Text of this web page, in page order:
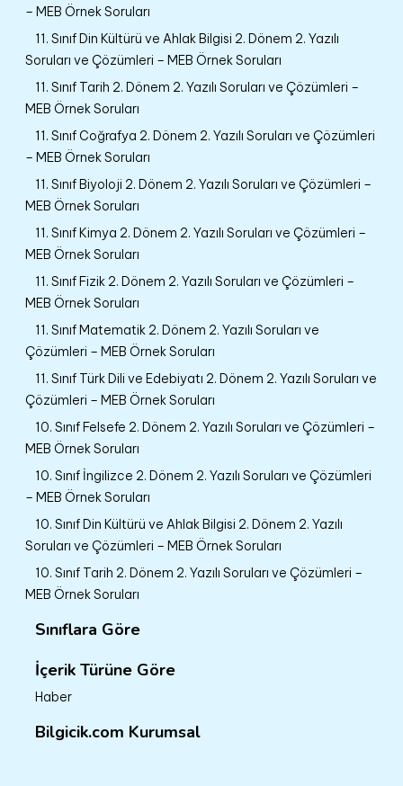
– MEB Örnek Soruları
11. Sınıf Din Kültürü ve Ahlak Bilgisi 2. Dönem 2. Yazılı
Soruları ve Çözümleri – MEB Örnek Soruları
11. Sınıf Tarih 2. Dönem 2. Yazılı Soruları ve Çözümleri –
MEB Örnek Soruları
11. Sınıf Coğrafya 2. Dönem 2. Yazılı Soruları ve Çözümleri
– MEB Örnek Soruları
11. Sınıf Biyoloji 2. Dönem 2. Yazılı Soruları ve Çözümleri –
MEB Örnek Soruları
11. Sınıf Kimya 2. Dönem 2. Yazılı Soruları ve Çözümleri –
MEB Örnek Soruları
11. Sınıf Fizik 2. Dönem 2. Yazılı Soruları ve Çözümleri –
MEB Örnek Soruları
11. Sınıf Matematik 2. Dönem 2. Yazılı Soruları ve
Çözümleri – MEB Örnek Soruları
11. Sınıf Türk Dili ve Edebiyatı 2. Dönem 2. Yazılı Soruları ve
Çözümleri – MEB Örnek Soruları
10. Sınıf Felsefe 2. Dönem 2. Yazılı Soruları ve Çözümleri –
MEB Örnek Soruları
10. Sınıf İngilizce 2. Dönem 2. Yazılı Soruları ve Çözümleri
– MEB Örnek Soruları
10. Sınıf Din Kültürü ve Ahlak Bilgisi 2. Dönem 2. Yazılı
Soruları ve Çözümleri – MEB Örnek Soruları
10. Sınıf Tarih 2. Dönem 2. Yazılı Soruları ve Çözümleri –
MEB Örnek Soruları
Sınıflara Göre
İçerik Türüne Göre
Haber
Bilgicik.com Kurumsal